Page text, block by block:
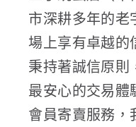
市深耕多年的老
場上享有卓越的
秉持著誠信原則
最安心的交易體
會員寄賣服務，